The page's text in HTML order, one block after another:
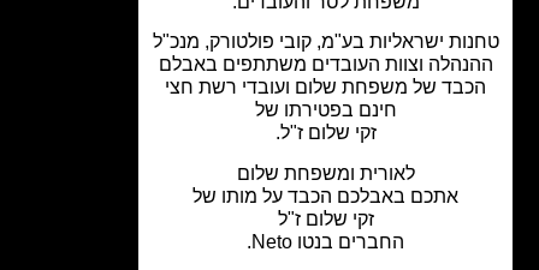
ישראליות בע"מ, קובי פולטורק, מנכ"ל
וצוות העובדים משתתפים באבלם
של משפחת שלום ועובדי רשת חצי
חינם בפטירתו של
זקי שלום ז"ל.
לאורית ומשפחת שלום
אתכם באבלכם הכבד על מותו של
זקי שלום ז"ל
החברים בנטו Neto.